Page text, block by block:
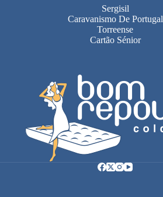
Sergisil
Caravanismo De Portugal
Torreense
Cartão Sénior